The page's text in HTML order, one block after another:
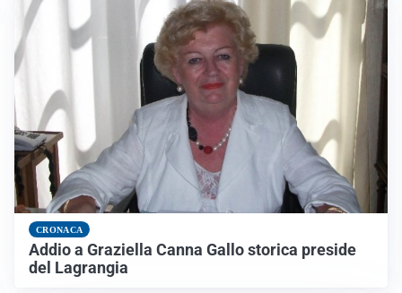
CRONACA
Addio a Graziella Canna Gallo storica preside
del Lagrangia